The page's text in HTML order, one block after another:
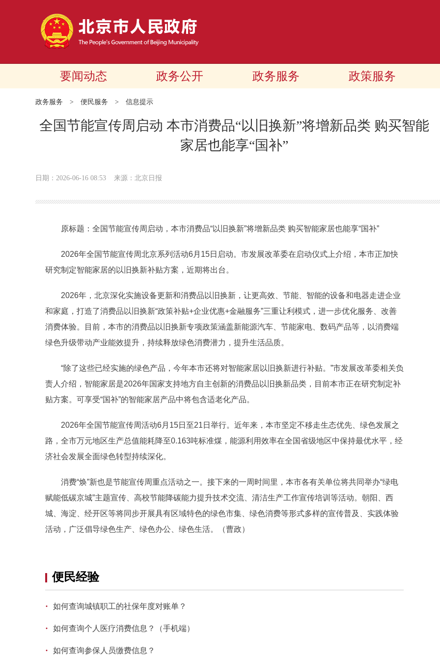
要闻动态 政务公开 政务服务 政策服务
政务服务 > 便民服务 > 信息提示
全国节能宣传周启动 本市消费品“以旧换新”将增新品类 购买智能
家居也能享“国补”
日期：2026-06-16 08:53 来源：北京日报
原标题：全国节能宣传周启动，本市消费品“以旧换新”将增新品类 购买智能家居也能享“国补”
2026年全国节能宣传周北京系列活动6月15日启动。市发展改革委在启动仪式上介绍，本市正加快
研究制定智能家居的以旧换新补贴方案，近期将出台。
2026年，北京深化实施设备更新和消费品以旧换新，让更高效、节能、智能的设备和电器走进企业
和家庭，打造了消费品以旧换新“政策补贴+企业优惠+金融服务”三重让利模式，进一步优化服务、改善
消费体验。目前，本市的消费品以旧换新专项政策涵盖新能源汽车、节能家电、数码产品等，以消费端
绿色升级带动产业能效提升，持续释放绿色消费潜力，提升生活品质。
“除了这些已经实施的绿色产品，今年本市还将对智能家居以旧换新进行补贴。”市发展改革委相关负
责人介绍，智能家居是2026年国家支持地方自主创新的消费品以旧换新品类，目前本市正在研究制定补
贴方案。可享受“国补”的智能家居产品中将包含适老化产品。
2026年全国节能宣传周活动6月15日至21日举行。近年来，本市坚定不移走生态优先、绿色发展之
路，全市万元地区生产总值能耗降至0.163吨标准煤，能源利用效率在全国省级地区中保持最优水平，经
济社会发展全面绿色转型持续深化。
消费“焕”新也是节能宣传周重点活动之一。接下来的一周时间里，本市各有关单位将共同举办“绿电
赋能低碳京城”主题宣传、高校节能降碳能力提升技术交流、清洁生产工作宣传培训等活动。朝阳、西
城、海淀、经开区等将同步开展具有区域特色的绿色市集、绿色消费等形式多样的宣传普及、实践体验
活动，广泛倡导绿色生产、绿色办公、绿色生活。（曹政）
便民经验
· 如何查询城镇职工的社保年度对账单？
· 如何查询个人医疗消费信息？（手机端）
· 如何查询参保人员缴费信息？